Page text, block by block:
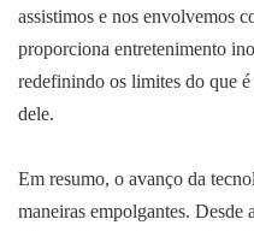
assistimos e nos envolvemos
proporciona entretenimento
redefinindo os limites do que
dele.
Em resumo, o avanço da
maneiras empolgantes.